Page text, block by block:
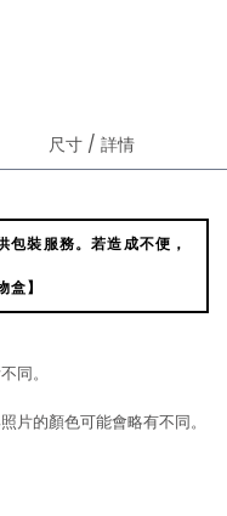
尺寸 / 詳情
裝服務。若造成不便，
盒】
同。
片的顏色可能會略有不同。